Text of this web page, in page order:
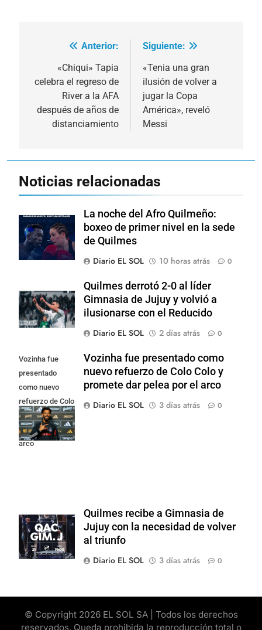
Navegación
entradas
Anterior:
«Chiqui» Tapia
celebra el regreso de
River a la AFA
después de años de
distanciamiento
Siguiente:
«Tenia una gran
ilusión de volver a
jugar la Copa
América», reveló
Messi
Noticias relacionadas
La noche del Afro Quilmeño:
boxeo de primer nivel en la sede
de Quilmes
Diario EL SOL
10 horas atrás 0
Quilmes derrotó 2-0 al líder
Gimnasia de Jujuy y volvió a
ilusionarse con el Reducido
Diario EL SOL
2 días atrás 0
Vozinha fue
presentado
como nuevo
refuerzo de Colo
Colo y promete
dar pelea por el
arco
Vozinha fue presentado como
nuevo refuerzo de Colo Colo y
promete dar pelea por el arco
Diario EL SOL
3 días atrás 0
Quilmes recibe a Gimnasia de
Jujuy con la necesidad de volver
al triunfo
Diario EL SOL
3 días atrás 0
© Copyright 2026 EL SOL SA | Todos los derechos
reservados. Queda prohibida la reproducción total o